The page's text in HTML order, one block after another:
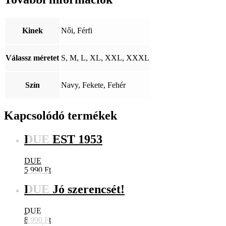
Dunaújváros
Kinek Női, Férfi
Válassz méretet S, M, L, XL, XXL, XXXL
Szín Navy, Fekete, Fehér
Kapcsolódó termékek
DUE EST 1953
DUE
5 990 Ft
DUE Jó szerencsét!
DUE
8 990 Ft